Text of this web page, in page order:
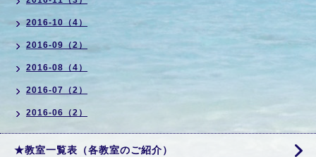
2016-10（4）
2016-09（2）
2016-08（4）
2016-07（2）
2016-06（2）
★教室一覧表（各教室のご紹介）